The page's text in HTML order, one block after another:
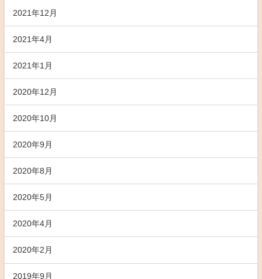
2021年12月
2021年4月
2021年1月
2020年12月
2020年10月
2020年9月
2020年8月
2020年5月
2020年4月
2020年2月
2019年9月